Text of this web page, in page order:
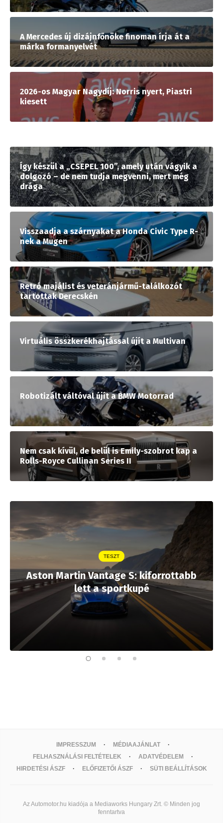
A Mercedes új dizájnfőnöke finoman írja át a
márka formanyelvét
2026-os Magyar Nagydíj: Norris nyert, Piastri
kiesett
Így készül a „CSEPEL 100”, amely után vágyik a
dolgozó – de nem tudja megvenni, mert még
drága
Visszaadja a szárnyakat a Honda Civic Type R-
nek a Mugen
Retró majálist és veteránjármű-találkozót
tartottak Derecskén
Virtuális összkerékhajtással újít a Multivan
Robotizált váltóval újít a BMW Motorrad
Nem csak kívül, de belül is Emily-szobrot kap a
Rolls-Royce Cullinan Series II
TESZT
Aston Martin Vantage S: kiforrottabb
lett a sportkupé
IMPRESSZUM
MÉDIAAJÁNLAT
FELHASZNÁLÁSI FELTÉTELEK
ADATVÉDELEM
HIRDETÉSI ÁSZF
ELŐFIZETŐI ÁSZF SÜTI BEÁLLÍTÁSOK
Az Automotor.hu kiadója a Mediaworks Hungary Zrt. © Minden jog
fenntartva